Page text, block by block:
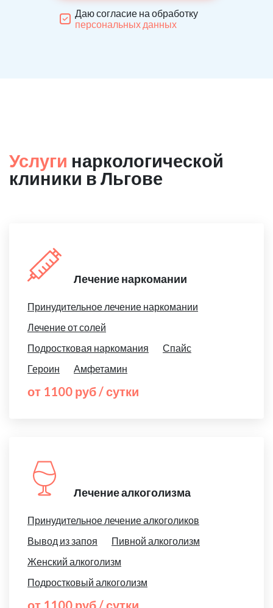
Даю согласие на обработку
персональных данных
Услуги наркологической
клиники в Льгове
Лечение наркомании
Принудительное лечение наркомании
Лечение от солей
Подростковая наркомания
Спайс
Героин
Амфетамин
от 1100 руб / сутки
Лечение алкоголизма
Принудительное лечение алкоголиков
Вывод из запоя
Пивной алкоголизм
Женский алкоголизм
Подростковый алкоголизм
от 1100 руб / сутки